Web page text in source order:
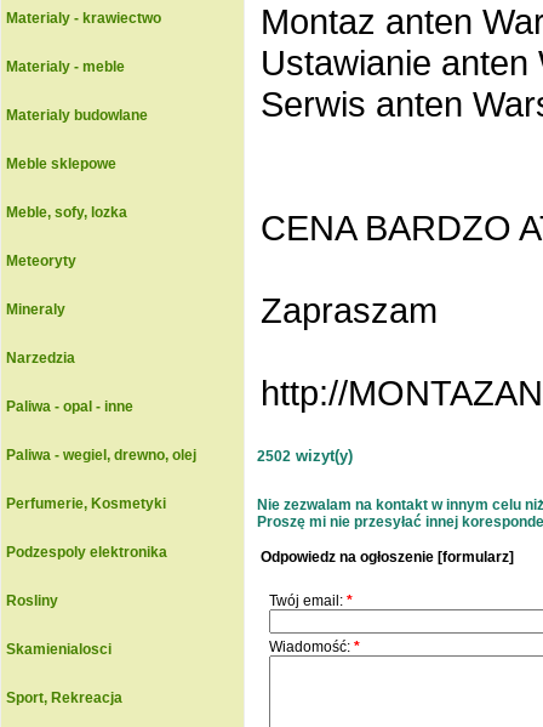
Materialy - krawiectwo
Materialy - meble
Materialy budowlane
Meble sklepowe
Meble, sofy, lozka
Meteoryty
Mineraly
Narzedzia
Paliwa - opal - inne
Paliwa - wegiel, drewno, olej
Perfumerie, Kosmetyki
Podzespoly elektronika
Rosliny
Skamienialosci
Sport, Rekreacja
Montaz anten
Ustawianie anten
Serwis anten
CENA BARDZO
Zapraszam
http://
2502 wizyt(y)
Nie zezwalam na kontakt w innym celu
Proszę mi nie przesyłać innej
Odpowiedz na ogłoszenie [formularz]
Twój email: *
Wiadomość: *